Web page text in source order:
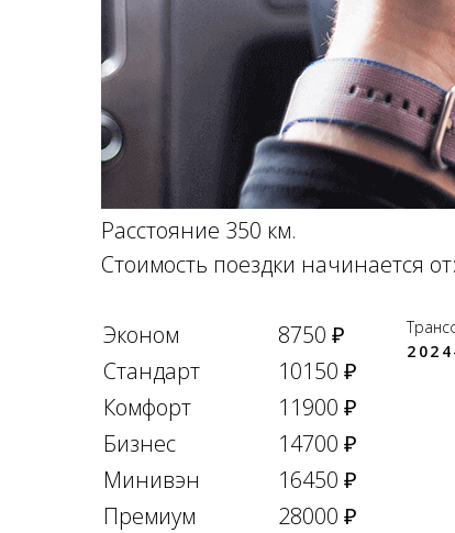
Расстояние 350 км.
Стоимость поездки начинается от:
Эконом
8750 ₽
Стандарт
10150 ₽
Комфорт
11900 ₽
Бизнес
14700 ₽
Минивэн
16450 ₽
Премиум
28000 ₽